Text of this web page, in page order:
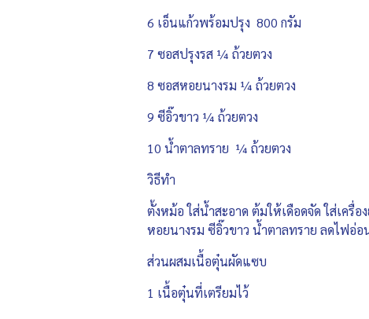
6 เอ็นแก้วพร้อมปรุง 800 กรัม
7 ซอสปรุงรส ¼ ถ้วยตวง
8 ซอสหอยนางรม ¼ ถ้วยตวง
9 ซีอิ๊วขาว ¼ ถ้วยตวง
10 น้ำตาลทราย ¼ ถ้วยตวง
วิธีทำ
ตั้งหม้อ ใส่น้ำสะอาด ต้มให้เดือดจัด ใส่เครื่
หอยนางรม ซีอิ๊วขาว น้ำตาลทราย ลดไฟอ่อ
ส่วนผสมเนื้อตุ๋นผัดแซบ
1 เนื้อตุ๋นที่เตรียมไว้